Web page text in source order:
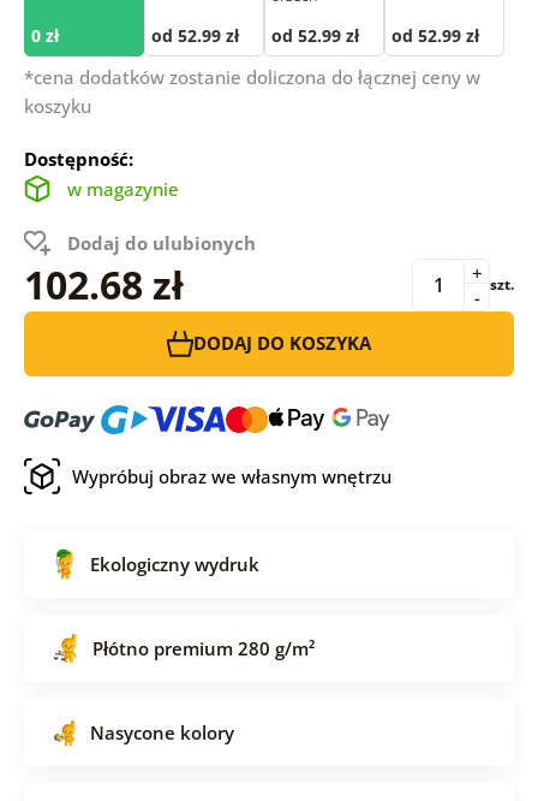
0 zł od 52.99 zł od 52.99 zł od 52.99 zł
*cena dodatków zostanie doliczona do łącznej ceny w
koszyku
Dostępność:
w magazynie
Dodaj do ulubionych
102.68 zł -
+ szt.
DODAJ DO KOSZYKA
Wypróbuj obraz we własnym wnętrzu
Ekologiczny wydruk
Płótno premium 280 g/m²
Nasycone kolory